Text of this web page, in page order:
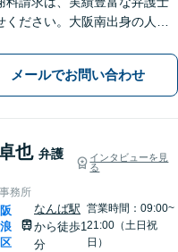
ください。大阪南出身の人情
遭われてお困りの方はお気軽
ください【当日／夜間／休日
】
メールでお問い合わせ
也 弁護
インタビューを見
る
務所
なんば駅
から徒歩1
分
営業時間：09:00~
21:00（土日祝
日）